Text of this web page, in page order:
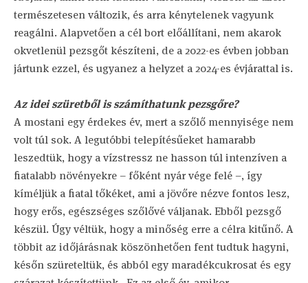
természetesen változik, és arra kénytelenek vagyunk
reagálni. Alapvetően a cél bort előállítani, nem akarok
okvetlenül pezsgőt készíteni, de a 2022-es évben jobban
jártunk ezzel, és ugyanez a helyzet a 2024-es évjárattal is.
Az idei szüretből is számíthatunk pezsgőre?
A mostani egy érdekes év, mert a szőlő mennyisége nem
volt túl sok. A legutóbbi telepítésűeket hamarabb
leszedtük, hogy a vízstressz ne hasson túl intenzíven a
fiatalabb növényekre – főként nyár vége felé –, így
kíméljük a fiatal tőkéket, ami a jövőre nézve fontos lesz,
hogy erős, egészséges szőlővé váljanak. Ebből pezsgő
készül. Úgy véltük, hogy a minőség erre a célra kitűnő. A
többit az időjárásnak köszönhetően fent tudtuk hagyni,
későn szüreteltük, és abból egy maradékcukrosat és egy